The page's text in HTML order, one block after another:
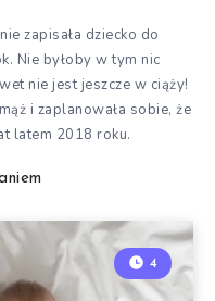
zapisała dziecko do
Nie byłoby w tym nic
nie jest jeszcze w ciąży!
i zaplanowała sobie, że
latem 2018 roku.
4